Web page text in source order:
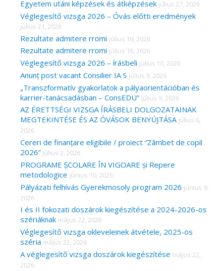
r
:
Egyetem utáni képzések és átképzések július 27, 2026
Véglegesítő vizsga 2026 – Óvás előtti eredmények
július 21, 2026
Rezultate admitere rromi július 16, 2026
Rezultate admitere rromi július 16, 2026
Véglegesítő vizsga 2026 – írásbeli július 10, 2026
Anunț post vacant Consilier IA S július 9, 2026
„Transzformatív gyakorlatok a pályaorientációban és
karrier-tanácsadásban – ConsEDU” július 9, 2026
AZ ÉRETTSÉGI VIZSGA ÍRÁSBELI DOLGOZATAINAK
MEGTEKINTÉSE ÉS AZ ÓVÁSOK BENYÚJTÁSA július 6,
2026
Cereri de finanțare eligibile / proiect ”Zâmbet de copil
2026” július 2, 2026
PROGRAME ȘCOLARE ÎN VIGOARE și Repere
metodologice június 10, 2026
Pályázati felhívás Gyerekmosoly program 2026 június 9,
2026
I és II fokozati doszárok kiegészítése a 2024-2026-os
szériáknak május 22, 2026
Véglegesítő vizsga okleveleinek átvétele, 2025-ös
széria május 22, 2026
A véglegesítő vizsga doszárok kiegészítése május 22,
2026